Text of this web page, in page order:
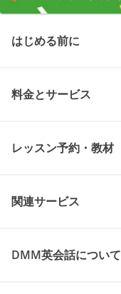
はじめる前に
料金とサービス
レッスン予約・教材
関連サービス
DMM英会話について